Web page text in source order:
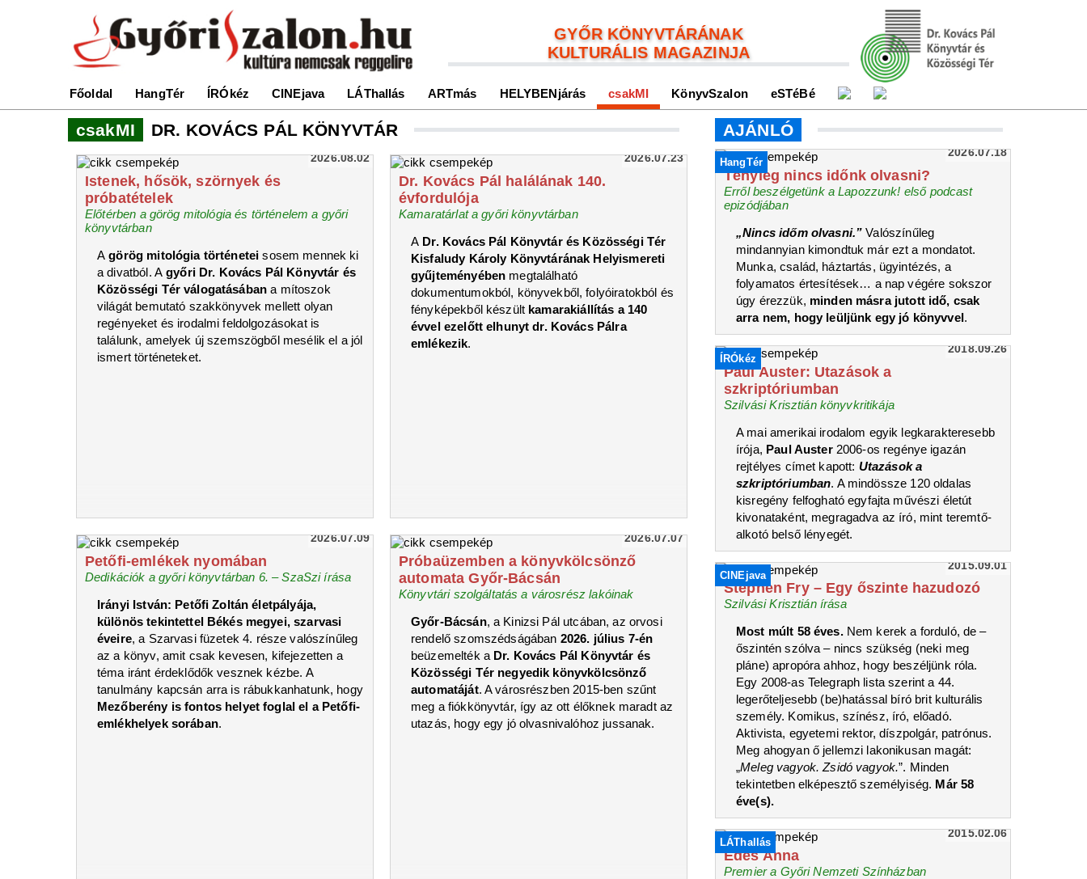
GYŐR KÖNYVTÁRÁNAK
KULTURÁLIS MAGAZINJA
Főoldal HangTér ÍRÓkéz CINEjava LÁThallás ARTmás HELYBENjárás csakMI KönyvSzalon eSTéBé
csakMI DR. KOVÁCS PÁL KÖNYVTÁR
2026.08.02
Istenek, hősök, szörnyek és
próbatételek
Előtérben a görög mitológia és történelem a győri
könyvtárban
Agörög mitológia történeteisosem mennek ki
a divatból. Agyőri Dr. Kovács Pál Könyvtár és
Közösségi Tér válogatásábana mítoszok
világát bemutató szakkönyvek mellett olyan
regényeket és irodalmi feldolgozásokat is
találunk, amelyek új szemszögből mesélik el a jól
ismert történeteket.
2026.07.23
Dr. Kovács Pál halálának 140.
évfordulója
Kamaratárlat a győri könyvtárban
A Dr. Kovács Pál Könyvtár és Közösségi Tér
Kisfaludy Károly Könyvtárának Helyismereti
gyűjteményében megtalálható
dokumentumokból, könyvekből, folyóiratokból és
fényképekből készült kamarakiállítás a 140
évvel ezelőtt elhunyt dr. Kovács Pálra
emlékezik.
2026.07.09
Petőfi-emlékek nyomában
Dedikációk a győri könyvtárban 6. – SzaSzi írása
Irányi István: Petőfi Zoltán életpályája,
különös tekintettel Békés megyei, szarvasi
éveire, a Szarvasi füzetek 4. része valószínűleg
az a könyv, amit csak kevesen, kifejezetten a
téma iránt érdeklődők vesznek kézbe. A
tanulmány kapcsán arra is rábukkanhatunk, hogy
Mezőberény is fontos helyet foglal el a Petőfi-
emlékhelyek sorában.
2026.07.07
Próbaüzemben a könyvkölcsönző
automata Győr-Bácsán
Könyvtári szolgáltatás a városrész lakóinak
Győr-Bácsán, a Kinizsi Pál utcában, az orvosi
rendelő szomszédságában 2026. július 7-én
beüzemelték a Dr. Kovács Pál Könyvtár és
Közösségi Tér negyedik könyvkölcsönző
automatáját. A városrészben 2015-ben szűnt
meg a fiókkönyvtár, így az ott élőknek maradt az
utazás, hogy egy jó olvasnivalóhoz jussanak.
AJÁNLÓ
HangTér
2026.07.18
Tényleg nincs időnk olvasni?
Erről beszélgetünk a Lapozzunk! első podcast
epizódjában
„Nincs időm olvasni.” Valószínűleg
mindannyian kimondtuk már ezt a mondatot.
Munka, család, háztartás, ügyintézés, a
folyamatos értesítések… a nap végére sokszor
úgy érezzük, minden másra jutott idő, csak
arra nem, hogy leüljünk egy jó könyvvel.
ÍRÓkéz
2018.09.26
Paul Auster: Utazások a
szkriptóriumban
Szilvási Krisztián könyvkritikája
A mai amerikai irodalom egyik legkarakteresebb
írója, Paul Auster2006-os regénye igazán
rejtélyes címet kapott: Utazások a
szkriptóriumban. A mindössze 120 oldalas
kisregény felfogható egyfajta művészi életút
kivonataként, megragadva az író, mint teremtő-
alkotó belső lényegét.
CINEjava
2015.09.01
Stephen Fry – Egy őszinte hazudozó
Szilvási Krisztián írása
Most múlt 58 éves.Nem kerek a forduló, de –
őszintén szólva – nincs szükség (neki meg
pláne) apropóra ahhoz, hogy beszéljünk róla.
Egy 2008-as Telegraph lista szerint a 44.
legerőteljesebb (be)hatással bíró brit kulturális
személy. Komikus, színész, író, előadó.
Aktivista, egyetemi rektor, díszpolgár, patrónus.
Meg ahogyan ő jellemzi lakonikusan magát:
„Meleg vagyok. Zsidó vagyok.”. Minden
tekintetben elképesztő személyiség. Már 58
éve(s).
LÁThallás
2015.02.06
Édes Anna
Premier a Győri Nemzeti Színházban